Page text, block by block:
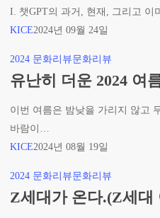
AI(챗
GPT)
시
대
에
설
의
미
I. 챗GPT의 과거, 현재, 그리고
KICE2024년 09월 24일
유
난
더
운
2024
기
2024 문화리뷰문화리뷰
유난히 더운 2024 여
이번 여름은 밤낮을 가리지 않고
바람이…
KICE2024년 08월 19일
Z
세
2024 문화리뷰문화리뷰
Z세대가 온다.(Z세대